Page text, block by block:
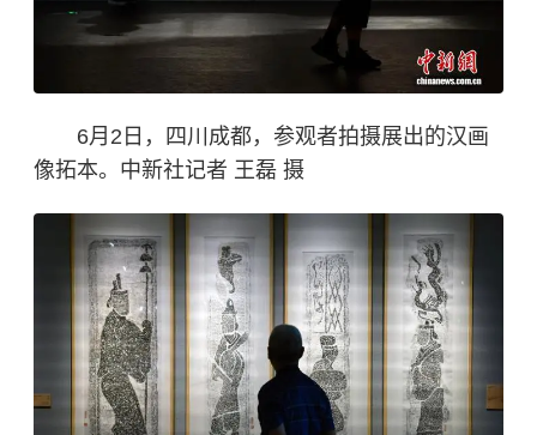
6月2日，四川成都，参观者拍摄展出的汉画
像拓本。中新社记者 王磊 摄